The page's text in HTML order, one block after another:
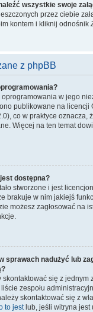
wszystkie swoje
przez ciebie
kontem i kliknij odnośnik
z phpBB
oprogramowania w jego
publikowane na licencji
co w praktyce oznacza,
Więcej na ten temat
dostępna?
stworzone i jest
brakuje w nim jakiejś
możesz zagłosować na
sprawach nadużyć lub
się z jednym
zespołu
skontaktować się z
to jestlub, jeśli witryna jest